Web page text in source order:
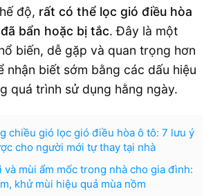
độ, rất có thể lọc gió điều hòa
bẩn hoặc bị tắc. Đây là một
biến, dễ gặp và quan trọng hơn
nhận biết sớm bằng các dấu hiệu
quá trình sử dụng hằng ngày.
chiều gió lọc gió điều hòa ô tô: 7 lưu ý
cho người mới tự thay tại nhà
và mùi ẩm mốc trong nhà cho gia đình:
khử mùi hiệu quả mùa nồm